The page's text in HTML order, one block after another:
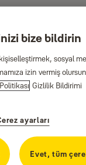
farklı şekillerde
uygun olarak test
alan%10
bize bildirin
sosyal
izin vermiş
Gizlilik Bildirimi
ayarları
Evet, tüm